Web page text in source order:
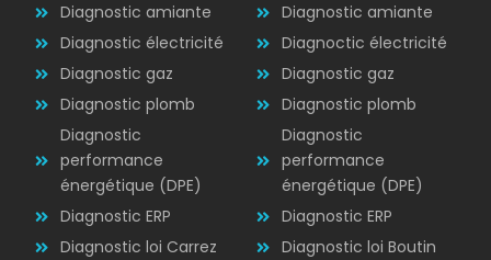
Diagnostic
ÉLECTRICITÉ
Diagnostic amiante
Diagnostic électricité
Diagnostic gaz
Diagnostic plomb
Diagnostic
performance
énergétique (DPE)
Diagnostic ERP
Diagnostic loi Carrez
Diagnostic amiante
Diagnoctic électricité
Diagnostic gaz
Diagnostic plomb
Diagnostic
performance
énergétique (DPE)
Diagnostic ERP
Diagnostic loi Boutin